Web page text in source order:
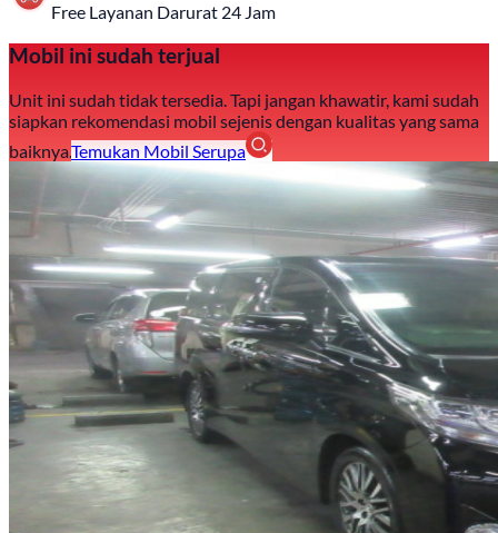
Free Layanan Darurat 24 Jam
Mobil ini sudah terjual
Unit ini sudah tidak tersedia. Tapi jangan khawatir, kami sudah
siapkan rekomendasi mobil sejenis dengan kualitas yang sama
baiknya.Temukan Mobil Serupa